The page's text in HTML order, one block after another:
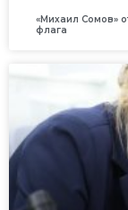
«Михаил Сомов»
флага